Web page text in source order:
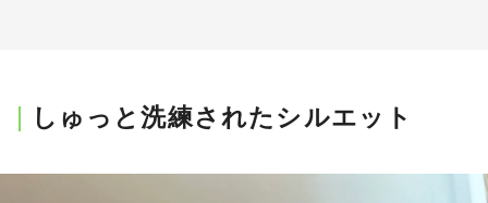
しゅっと洗練されたシルエット